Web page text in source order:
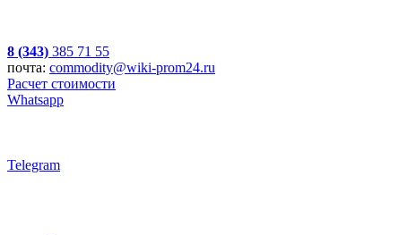
8 (343) 385 71 55
почта: commodity@wiki-prom24.ru
Расчет стоимости
Whatsapp
Telegram